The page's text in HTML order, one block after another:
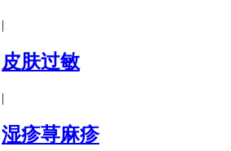
|
皮肤过敏
|
湿疹荨麻疹